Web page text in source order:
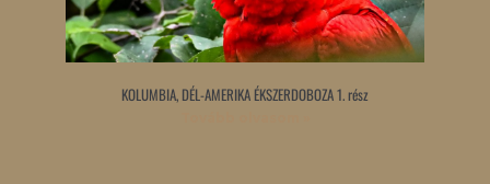
KOLUMBIA, DÉL-AMERIKA ÉKSZERDOBOZA 1. rész